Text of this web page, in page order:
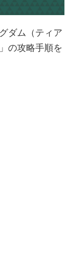
ダム（ティア
の攻略手順を